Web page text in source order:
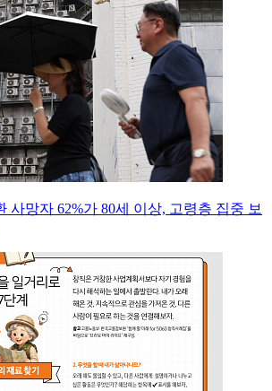
사망자 62%가 80세 이상, 고령층 집중 보